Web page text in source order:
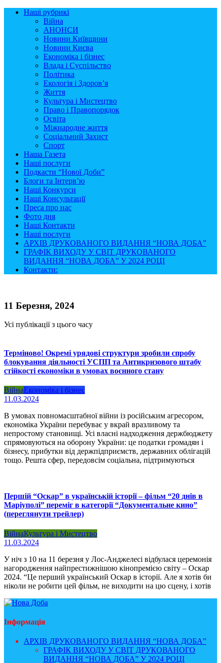
Наші рубрикі
Війна
АНОНСИ
Новини Київщини
Новини Києва
Економіка і бізнес
Влада і Суспільство
Політика
Екологія і Здоров’я
Життя
Культура і Мистецтво
Право і Правопорядок
Освіта
Міжнародне життя
Соціальний Захист
Спорт
Наша Газета
Наші послуги
Подкасти “Нової Доби”
Блоги та Інтерв’ю
Наші Конкурси
Наші Консультації
Преса про нас
Фото дня
Наші Контакти
Наші послуги
АРХІВ ДРУКОВАНОГО ВИДАННЯ “НОВА ДОБА”
ГРАФІК ВИХОДУ У СВІТ ДРУКОВАНОГО
ВИДАННЯ “НОВА ДОБА” У 2024 РОЦІ
Контакти:
11 Березня, 2024
Усі публікації з цього часу
Терміново! Окремі урядові структури зробили спробу
блокування діяльності УСПП та Антикризового штабу
стійкості економіки в умовах воєнного стану
ВійнаЕкономіка і бізнес
11.03.2024
В умовах повномасштабної війни із російським агресором,
економіка України перебуває у вкрай вразливому та
непростому становищі. Усі власні надходження держбюджету
спрямовуються на оборону України: це податки громадян і
бізнесу, прибутки від держпідприємств, державних облігацій
тощо. Решта сфер, передовсім соціальна, підтримуються
Першій “Оскар” в українській історії – фільм “20 днів в
Маріуполі” переміг в категорії “Документальне кино”
(переглянути трейлер)
ВійнаКультура і Мистецтво
11.03.2024
У ніч з 10 на 11 березня у Лос-Анджелесі відбулася церемонія
нагородження найпрестижнішою кінопремією світу – Оскар
2024. “Це перший український Оскар в історії. Але я хотів би
ніколи не робити цей фільм, не виходити на цю сцену, і хотів
Інформація
АРХІВ ДРУКОВАНОГО ВИДАННЯ “НОВА ДОБА”
ГРАФІК ВИХОДУ У СВІТ ДРУКОВАНОГО
ВИДАННЯ “НОВА ДОБА” У 2024 РОЦІ